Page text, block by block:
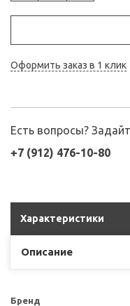
Оформить заказ в 1 клик
Есть вопросы?
+7 (912) 476-10-80
Характеристики
Описание
Бренд